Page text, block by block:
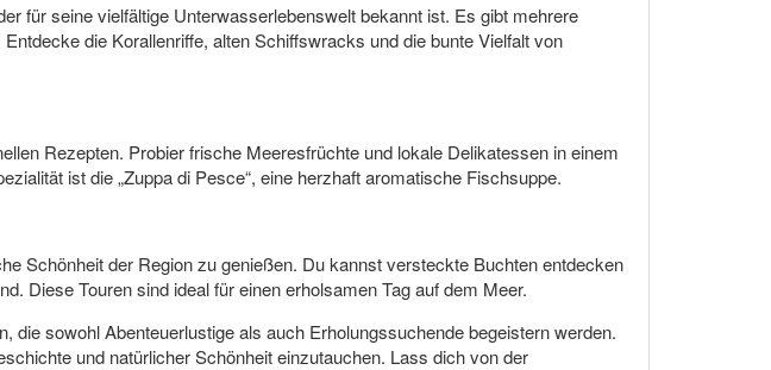
für seine vielfältige Unterwasserlebenswelt bekannt ist. Es gibt mehrere
die Korallenriffe, alten Schiffswracks und die bunte Vielfalt von
Rezepten. Probier frische Meeresfrüchte und lokale Delikatessen in einem
ist die „Zuppa di Pesce“, eine herzhaft aromatische Fischsuppe.
Schönheit der Region zu genießen. Du kannst versteckte Buchten entdecken
Diese Touren sind ideal für einen erholsamen Tag auf dem Meer.
die sowohl Abenteuerlustige als auch Erholungssuchende begeistern werden.
und natürlicher Schönheit einzutauchen. Lass dich von der